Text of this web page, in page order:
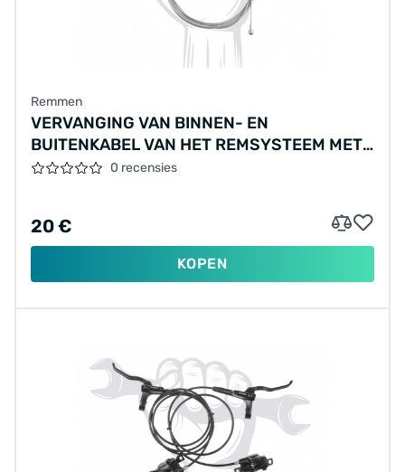
Remmen
VERVANGING VAN BINNEN- EN
BUITENKABEL VAN HET REMSYSTEEM MET
AFSTELLING (ÉÉN REM), HOGE KWALITEIT,
TEFLONCOATING EN BUITENKABELS MET
TEFLONSMERING
0 recensies
20 €
KOPEN